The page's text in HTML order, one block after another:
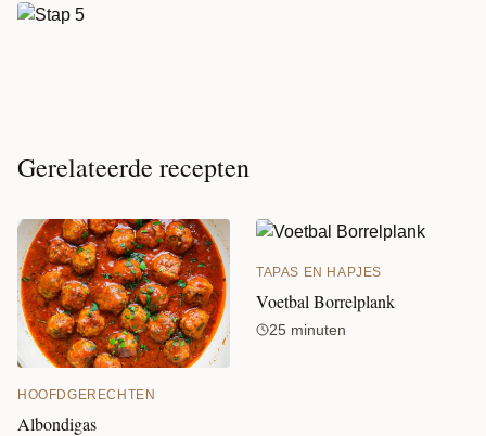
Gerelateerde recepten
HOOFDGERECHTEN
Albondigas
TAPAS EN HAPJES
Voetbal Borrelplank
25 minuten